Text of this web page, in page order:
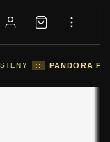
:: PANDORA